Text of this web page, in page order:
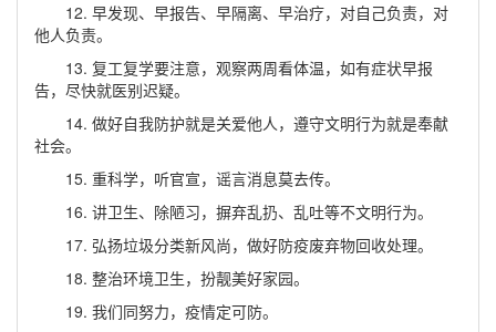
12. 早发现、早报告、早隔离、早治疗，对自己负责，对
他人负责。
13. 复工复学要注意，观察两周看体温，如有症状早报
告，尽快就医别迟疑。
14. 做好自我防护就是关爱他人，遵守文明行为就是奉献
社会。
15. 重科学，听官宣，谣言消息莫去传。
16. 讲卫生、除陋习，摒弃乱扔、乱吐等不文明行为。
17. 弘扬垃圾分类新风尚，做好防疫废弃物回收处理。
18. 整治环境卫生，扮靓美好家园。
19. 我们同努力，疫情定可防。